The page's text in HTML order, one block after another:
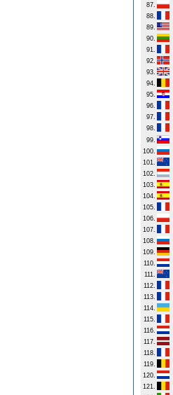
87.
88.
89.
90.
91.
92.
93.
94.
95.
96.
97.
98.
99.
100.
101.
102.
103.
104.
105.
106.
107.
108.
109.
110.
111.
112.
113.
114.
115.
116.
117.
118.
119.
120.
121.